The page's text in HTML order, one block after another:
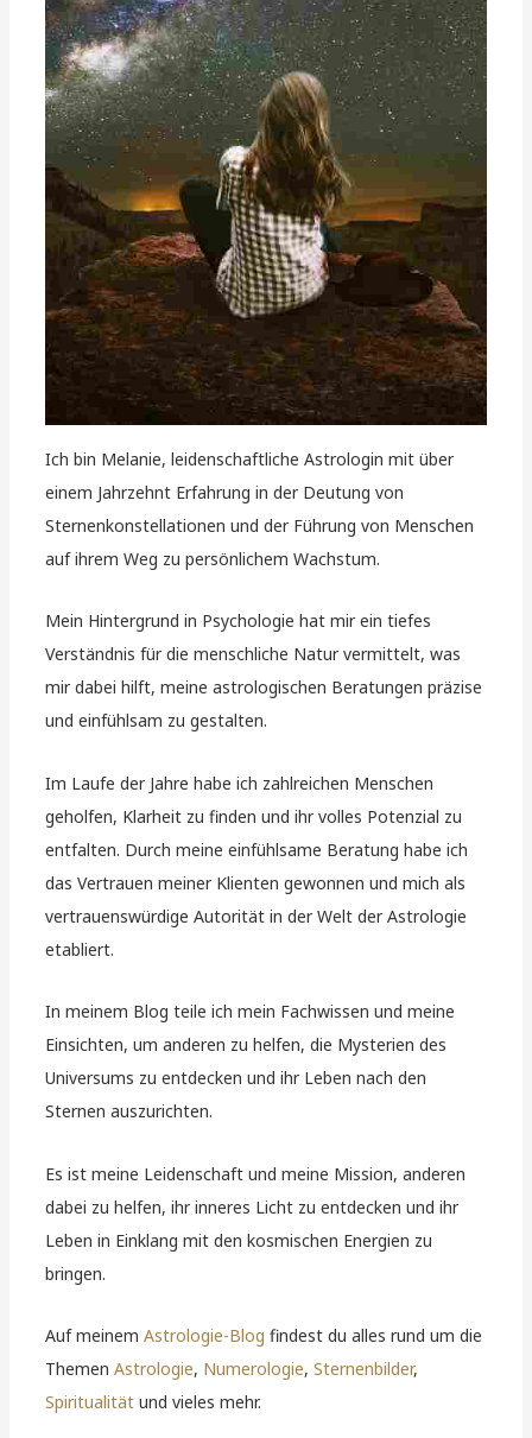
Ich bin Melanie, leidenschaftliche Astrologin mit über
einem Jahrzehnt Erfahrung in der Deutung von
Sternenkonstellationen und der Führung von Menschen
auf ihrem Weg zu persönlichem Wachstum.
Mein Hintergrund in Psychologie hat mir ein tiefes
Verständnis für die menschliche Natur vermittelt, was
mir dabei hilft, meine astrologischen Beratungen präzise
und einfühlsam zu gestalten.
Im Laufe der Jahre habe ich zahlreichen Menschen
geholfen, Klarheit zu finden und ihr volles Potenzial zu
entfalten. Durch meine einfühlsame Beratung habe ich
das Vertrauen meiner Klienten gewonnen und mich als
vertrauenswürdige Autorität in der Welt der Astrologie
etabliert.
In meinem Blog teile ich mein Fachwissen und meine
Einsichten, um anderen zu helfen, die Mysterien des
Universums zu entdecken und ihr Leben nach den
Sternen auszurichten.
Es ist meine Leidenschaft und meine Mission, anderen
dabei zu helfen, ihr inneres Licht zu entdecken und ihr
Leben in Einklang mit den kosmischen Energien zu
bringen.
Auf meinemAstrologie-Blog findest du alles rund um die
ThemenAstrologie, Numerologie,Sternenbilder,
Spiritualität und vieles mehr.